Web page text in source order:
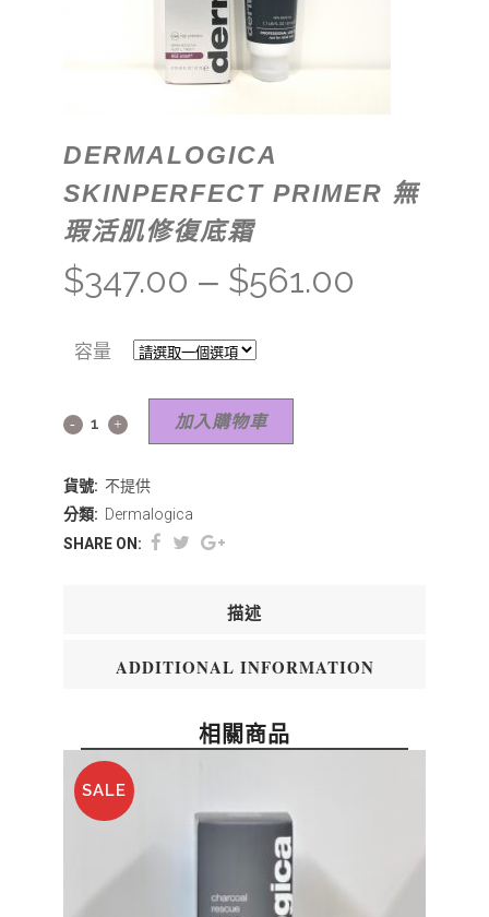
DERMALOGICA
SKINPERFECT PRIMER 無
瑕活肌修復底霜
$347.00 – $561.00
容量
加入購物車
貨號: 不提供
分類: Dermalogica
SHARE ON:
描述
ADDITIONAL INFORMATION
相關商品
SALE